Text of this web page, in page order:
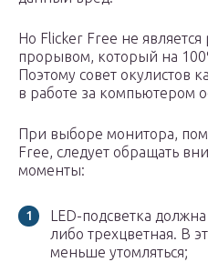
Но Flicker Free не
прорывом, который на
Поэтому совет окулистов
в работе за компьютером
При выборе монитора,
Free, следует обращать
моменты:
LED-подсветка
либо трехцветная. В
меньше утомляться;